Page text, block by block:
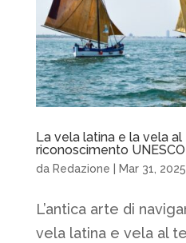
La vela latina e la vela
riconoscimento UNESCO
da Redazione Mar 31, 2025
L’antica arte di
vela latina e vela al